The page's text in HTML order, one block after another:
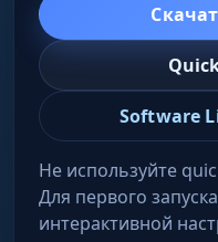
Software
Не используйте
Для первого
интерактивной